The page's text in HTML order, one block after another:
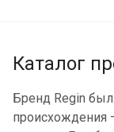
Каталог
Бренд Regin был
происхождения